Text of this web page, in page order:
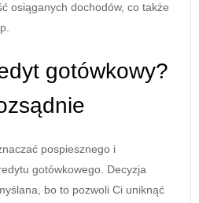
osiąganych dochodów, co także
gotówkowy?
pospiesznego i
gotówkowego. Decyzja
bo to pozwoli Ci uniknąć